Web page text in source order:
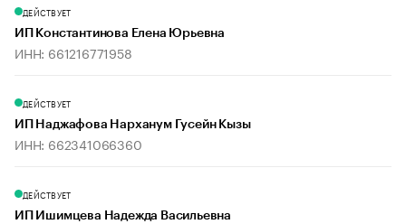
ДЕЙСТВУЕТ
ИП Константинова Елена Юрьевна
ИНН: 661216771958
ДЕЙСТВУЕТ
ИП Наджафова Нарханум Гусейн Кызы
ИНН: 662341066360
ДЕЙСТВУЕТ
ИП Ишимцева Надежда Васильевна